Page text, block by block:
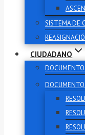
SISTEMA DE
CIUDADANO